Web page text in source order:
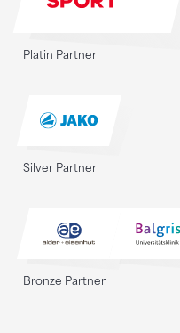
Platin Partner
Silver Partner
Bronze Partner